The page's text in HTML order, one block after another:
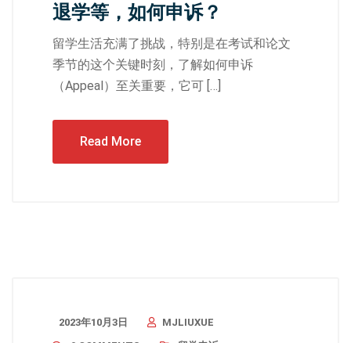
退学等，如何申诉？
留学生活充满了挑战，特别是在考试和论文
季节的这个关键时刻，了解如何申诉
（Appeal）至关重要，它可 […]
Read More
2023年10月3日
MJLIUXUE